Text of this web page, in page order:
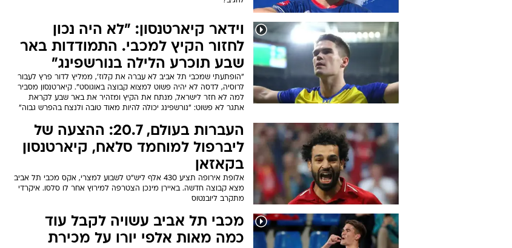
וידאר קיארטנסון: "לא היה נכון
לחזור הקיץ למכבי. התמודדות באר
שבע תוכרע הלילה בנורשפינג"
"הופתעתי שמכבי תל אביב לא עברה את קלוז', ממליץ לדור פרץ לעבור
לרוסיה, לדסה לא יהיה פשוט למצוא קבוצה באוגוסט". קיארטנסון מסביר
למה לא חזר לישראל, מנתח את הקיץ ומזהיר את באר שבע לקראת
אתגר לא פשוט: "נורשפינג יכולה להיות מאוד טובה ולנצח בהפרש גבוה"
העברות בעולם, 20.7: ההצעה של
ליברפול למוחמד סלאח, קיארטנסון
בקאזאן
אלופת אירופה תציע 430 אלף ליש"ט לשבוע למצרי, אקס מכבי תל אביב
מצא קבוצה חדשה. באיירן מינכן הצטרפה למירוץ אחר לו סלסו. איקרדי
מתקרב ליובנטוס
מכבי תל אביב עשויה לקבל עוד
כמה מאות אלפי יורו על מכירת